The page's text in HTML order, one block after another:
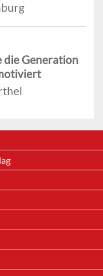
die Generation